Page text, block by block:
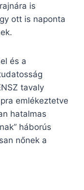
is
ott is naponta
és a
tavaly
emlékeztetve
hatalmas
háborús
nőnek a